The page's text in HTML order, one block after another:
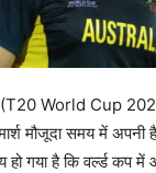
(T20 World Cup
मौजूदा समय में अपनी
गया है कि वर्ल्ड कप